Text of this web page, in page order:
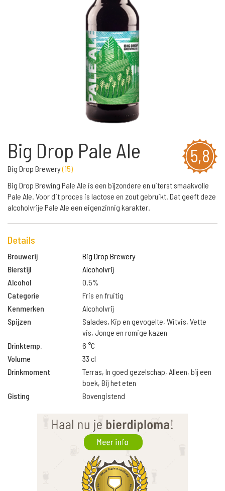
5,8
Big Drop Pale Ale
Big Drop Brewery(15)
Big Drop Brewing Pale Ale is een bijzondere en uiterst smaakvolle
Pale Ale. Voor dit proces is lactose en zout gebruikt. Dat geeft deze
alcoholvrije Pale Ale een eigenzinnig karakter.
Details
Brouwerij
Big Drop Brewery
Bierstijl
Alcoholvrij
Alcohol
0.5%
Categorie
Fris en fruitig
Kenmerken
Alcoholvrij
Spijzen
Salades, Kip en gevogelte, Witvis, Vette
vis, Jonge en romige kazen
Drinktemp.
6 °C
Volume
33 cl
Drinkmoment
Terras, In goed gezelschap, Alleen, bij een
boek, Bij het eten
Gisting
Bovengistend